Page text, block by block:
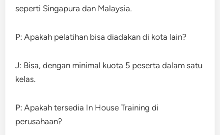
seperti Singapura dan Malaysia.
P: Apakah pelatihan bisa diadakan di kota lain?
J: Bisa, dengan minimal kuota 5 peserta dalam satu
kelas.
P: Apakah tersedia In House Training di
perusahaan?